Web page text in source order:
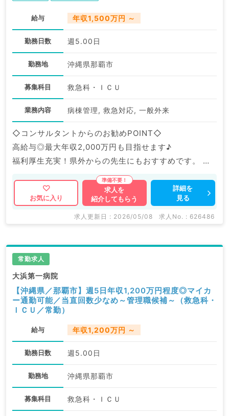
給与 年収1,500万円 ～
勤務日数 週5.00日
勤務地 沖縄県那覇市
募集科目 救急科・ＩＣＵ
業務内容 病棟管理, 救急対応, 一般外来
◇コンサルタントからのお勧めPOINT◇
高給与◎最大年収2,000万円も目指せます♪
福利厚生充実！県外からの先生にもおすすめです。
マイナビDOCTORでは病院やクリニックなどの医療機
関求人はもちろんのこと、
掲載情報以外にも産業医等の企業系求人も多数扱ってい
求人内容の詳細等はお気軽にお問合せ下さい。
お気に入り
求人を
紹介してもらう
詳細を
見る
求人更新日 : 2026/05/08 求人No. : 626486
常勤求人
大浜第一病院
【沖縄県／那覇市】週5日年収1,200万円程度◎マイカ
ー通勤可能／当直回数少なめ～管理職候補～（救急科・
ＩＣＵ／常勤）
給与 年収1,200万円 ～
勤務日数 週5.00日
勤務地 沖縄県那覇市
募集科目 救急科・ＩＣＵ